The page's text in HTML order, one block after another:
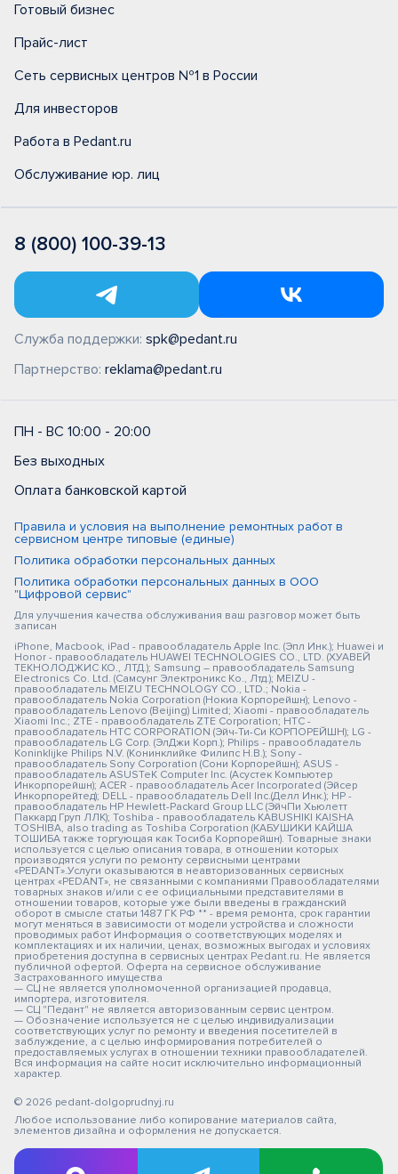
Готовый бизнес
Прайс-лист
Сеть сервисных центров №1 в России
Для инвесторов
Работа в Pedant.ru
Обслуживание юр. лиц
8 (800) 100-39-13
Служба поддержки: spk@pedant.ru
Партнерство: reklama@pedant.ru
ПН - ВС 10:00 - 20:00
Без выходных
Оплата банковской картой
Правила и условия на выполнение ремонтных работ в
сервисном центре типовые (единые)
Политика обработки персональных данных
Политика обработки персональных данных в ООО
"Цифровой сервис"
Для улучшения качества обслуживания ваш разговор может быть
записан
iPhone, Macbook, iPad - правообладатель Apple Inc. (Эпл Инк.); Huawei и
Honor - правообладатель HUAWEI TECHNOLOGIES CO., LTD. (ХУАВЕЙ
ТЕКНОЛОДЖИС КО., ЛТД.); Samsung – правообладатель Samsung
Electronics Co. Ltd. (Самсунг Электроникс Ко., Лтд.); MEIZU -
правообладатель MEIZU TECHNOLOGY CO., LTD.; Nokia -
правообладатель Nokia Corporation (Нокиа Корпорейшн); Lenovo -
правообладатель Lenovo (Beijing) Limited; Xiaomi - правообладатель
Xiaomi Inc.; ZTE - правообладатель ZTE Corporation; HTC -
правообладатель HTC CORPORATION (Эйч-Ти-Си КОРПОРЕЙШН); LG -
правообладатель LG Corp. (ЭлДжи Корп.); Philips - правообладатель
Koninklijke Philips N.V. (Конинклийке Филипс Н.В.); Sony -
правообладатель Sony Corporation (Сони Корпорейшн); ASUS -
правообладатель ASUSTeK Computer Inc. (Асустек Компьютер
Инкорпорейшн); ACER - правообладатель Acer Incorporated (Эйсер
Инкорпорейтед); DELL - правообладатель Dell Inc.(Делл Инк.); HP -
правообладатель HP Hewlett-Packard Group LLC (ЭйчПи Хьюлетт
Паккард Груп ЛЛК); Toshiba - правообладатель KABUSHIKI KAISHA
TOSHIBA, also trading as Toshiba Corporation (КАБУШИКИ КАЙША
ТОШИБА также торгующая как Тосиба Корпорейшн). Товарные знаки
используется с целью описания товара, в отношении которых
производятся услуги по ремонту сервисными центрами
«PEDANT».Услуги оказываются в неавторизованных сервисных
центрах «PEDANT», не связанными с компаниями Правообладателями
товарных знаков и/или с ее официальными представителями в
отношении товаров, которые уже были введены в гражданский
оборот в смысле статьи 1487 ГК РФ ** - время ремонта, срок гарантии
могут меняться в зависимости от модели устройства и сложности
проводимых работ Информация о соответствующих моделях и
комплектациях и их наличии, ценах, возможных выгодах и условиях
приобретения доступна в сервисных центрах Pedant.ru. Не является
публичной офертой. Оферта на сервисное обслуживание
Застрахованного имущества
— СЦ не является уполномоченной организацией продавца,
импортера, изготовителя.
— СЦ "Педант" не является авторизованным сервис центром.
— Обозначение используется не с целью индивидуализации
соответствующих услуг по ремонту и введения посетителей в
заблуждение, а с целью информирования потребителей о
предоставляемых услугах в отношении техники правообладателей.
Вся информация на сайте носит исключительно информационный
характер.
© 2026 pedant-dolgoprudnyj.ru
Любое использование либо копирование материалов сайта,
элементов дизайна и оформления не допускается.